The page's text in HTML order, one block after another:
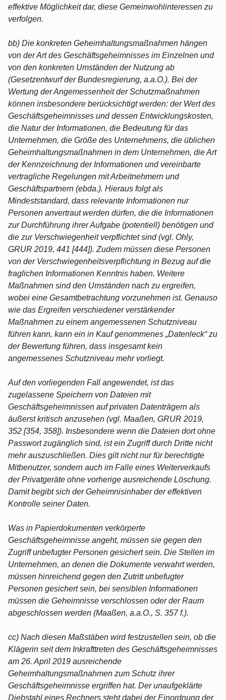
effektive Möglichkeit dar, diese Gemeinwohlinteressen zu
verfolgen.
bb) Die konkreten Geheimhaltungsmaßnahmen hängen
von der Art des Geschäftsgeheimnisses im Einzelnen und
von den konkreten Umständen der Nutzung ab
(Gesetzentwurf der Bundesregierung, a.a.O.). Bei der
Wertung der Angemessenheit der Schutzmaßnahmen
können insbesondere berücksichtigt werden: der Wert des
Geschäftsgeheimnisses und dessen Entwicklungskosten,
die Natur der Informationen, die Bedeutung für das
Unternehmen, die Größe des Unternehmens, die üblichen
Geheimhaltungsmaßnahmen in dem Unternehmen, die Art
der Kennzeichnung der Informationen und vereinbarte
vertragliche Regelungen mit Arbeitnehmern und
Geschäftspartnern (ebda.). Hieraus folgt als
Mindeststandard, dass relevante Informationen nur
Personen anvertraut werden dürfen, die die Informationen
zur Durchführung ihrer Aufgabe (potentiell) benötigen und
die zur Verschwiegenheit verpflichtet sind (vgl. Ohly,
GRUR 2019, 441 [444]). Zudem müssen diese Personen
von der Verschwiegenheitsverpflichtung in Bezug auf die
fraglichen Informationen Kenntnis haben. Weitere
Maßnahmen sind den Umständen nach zu ergreifen,
wobei eine Gesamtbetrachtung vorzunehmen ist. Genauso
wie das Ergreifen verschiedener verstärkender
Maßnahmen zu einem angemessenen Schutzniveau
führen kann, kann ein in Kauf genommenes „Datenleck“ zu
der Bewertung führen, dass insgesamt kein
angemessenes Schutzniveau mehr vorliegt.
Auf den vorliegenden Fall angewendet, ist das
zugelassene Speichern von Dateien mit
Geschäftsgeheimnissen auf privaten Datenträgern als
äußerst kritisch anzusehen (vgl. Maaßen, GRUR 2019,
352 [354, 358]). Insbesondere wenn die Dateien dort ohne
Passwort zugänglich sind, ist ein Zugriff durch Dritte nicht
mehr auszuschließen. Dies gilt nicht nur für berechtigte
Mitbenutzer, sondern auch im Falle eines Weiterverkaufs
der Privatgeräte ohne vorherige ausreichende Löschung.
Damit begibt sich der Geheimnisinhaber der effektiven
Kontrolle seiner Daten.
Was in Papierdokumenten verkörperte
Geschäftsgeheimnisse angeht, müssen sie gegen den
Zugriff unbefugter Personen gesichert sein. Die Stellen im
Unternehmen, an denen die Dokumente verwahrt werden,
müssen hinreichend gegen den Zutritt unbefugter
Personen gesichert sein, bei sensiblen Informationen
müssen die Geheimnisse verschlossen oder der Raum
abgeschlossen werden (Maaßen, a.a.O., S. 357 f.).
cc) Nach diesen Maßstäben wird festzustellen sein, ob die
Klägerin seit dem Inkrafttreten des Geschäftsgeheimnisses
am 26. April 2019 ausreichende
Geheimhaltungsmaßnahmen zum Schutz ihrer
Geschäftsgeheimnisse ergriffen hat. Der unaufgeklärte
Diebstahl eines Rechners steht dabei der Einordnung der